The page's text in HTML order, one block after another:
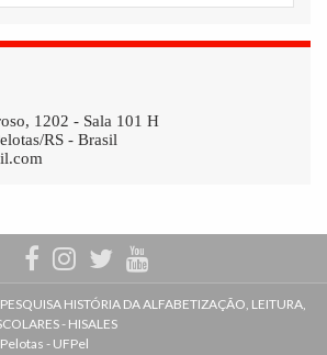
1202 - Sala 101 H
RS - Brasil
HISTÓRIA DA ALFABETIZAÇÃO, LEITURA,
- HISALES
- UFPel